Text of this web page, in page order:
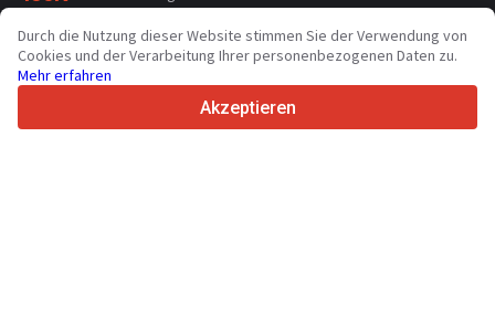
36Unterstützte Sprachen
4.7/5
Durch die Nutzung dieser Website stimmen Sie der Verwendung von
Cookies und der Verarbeitung Ihrer personenbezogenen Daten zu.
Mehr erfahren
Akzeptieren